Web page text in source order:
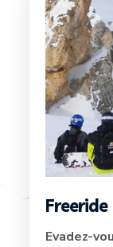
Freeride
Evadez-